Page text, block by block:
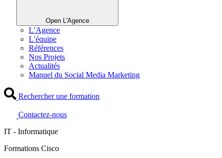
Open L'Agence
L’Agence
L’équipe
Références
Nos Projets
Actualités
Manuel du Social Media Marketing
Rechercher une formation
Contactez-nous
IT - Informatique
Formations Cisco